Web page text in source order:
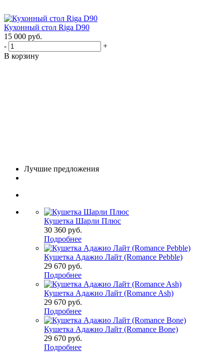
Кухонный стол Riga D90
15 000 руб.
-
+
В корзину
Лучшие предложения
Кушетка Шарли Плюс
30 360 руб.
Подробнее
Кушетка Адажио Лайт (Romance Pebble)
29 670 руб.
Подробнее
Кушетка Адажио Лайт (Romance Ash)
29 670 руб.
Подробнее
Кушетка Адажио Лайт (Romance Bone)
29 670 руб.
Подробнее